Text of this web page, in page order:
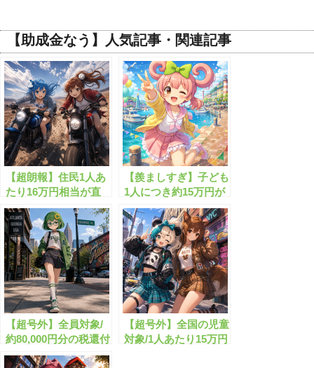
【助成金なう】人気記事・関連記事
【超朗報】住民1人あ
たり16万円相当が直
接給付されます！
【羨ましすぎ】子ども
1人につき約15万円が
口座に給付される子育
て支援制度とは？
【超号外】全員対象/
約80,000円分の税還付
が始まります！
【超号外】全国の児童
対象/1人あたり15万円